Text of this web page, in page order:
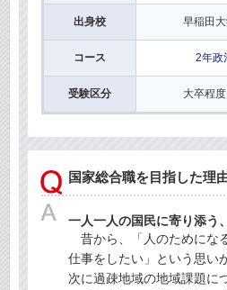
出身校 早稲田
コース 2年政
受験区分 大卒程
国家総合職を目指した理
一人一人の国民に寄り添う
昔から、「人のためにな
仕事をしたい」という思い
次に過疎地域の地域課題に